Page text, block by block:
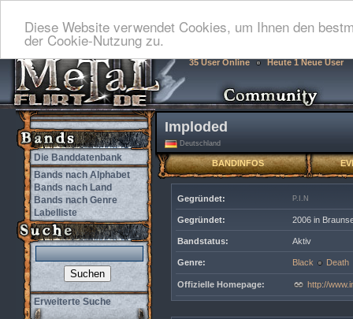
Diese Website verwendet Cookies, um Ihnen den
der Cookie-Nutzung zu.
35 User Online Heute 1 Neue User
Die Banddatenbank
Bands nach Alphabet
Bands nach Land
Bands nach Genre
Labelliste
Erweiterte Suche
Imploded
Deutschland
BANDINFOS
Gegründet: P.I.N
Gegründet: 2006 in
Bandstatus: Aktiv
Genre: Black Death
Offizielle Homepage: http://